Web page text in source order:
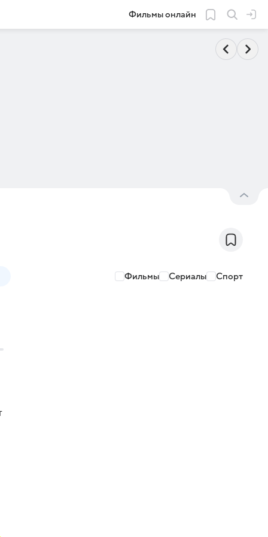
Фильмы онлайн
Фильмы Сериалы Спорт